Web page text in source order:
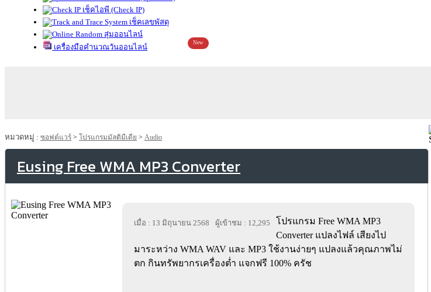
เช็คไอพี (Check IP)
เช็คเลขพัสดุ
สุ่มออนไลน์
เครื่องมือคำนวณวันออนไลน์
New
หมวดหมู่ : ซอฟต์แวร์ > โปรแกรมมัลติมีเดีย > Audio
Eusing Free WMA MP3 Converter
เมื่อ : 13 มิถุนายน 2568 ผู้เข้าชม : 12,295
โปรแกรม Free WMA MP3
Converter แปลงไฟล์ เสียงไป
มาระหว่าง WMA WAV และ MP3 ใช้งานง่ายๆ แปลงแล้วคุณภาพไม่
ตก กินทรัพยากรเครื่องต่ำ แจกฟรี 100% ครัช